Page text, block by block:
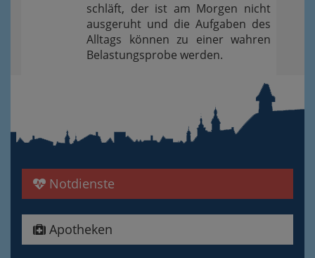
schläft, der ist am Morgen nicht
ausgeruht und die Aufgaben des
Alltags können zu einer wahren
Belastungsprobe werden.
Notdienste
Apotheken